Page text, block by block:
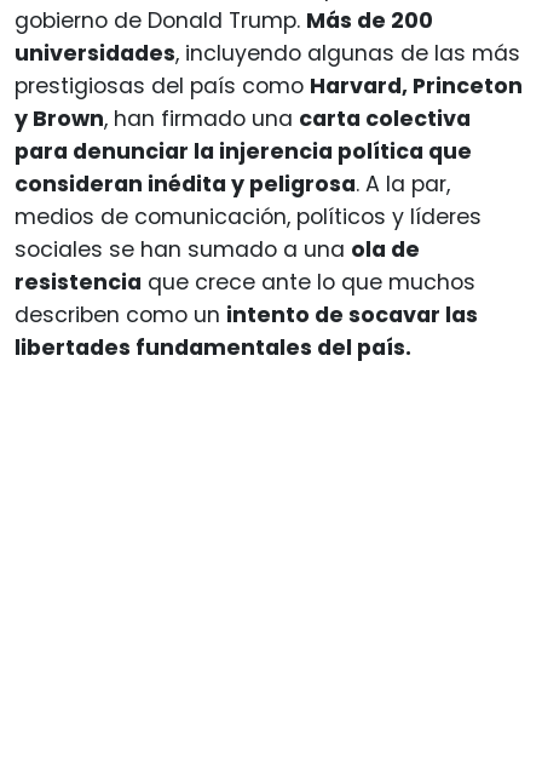
gobierno de Donald Trump. Más de 200
universidades, incluyendo algunas de las más
prestigiosas del país como Harvard, Princeton
y Brown, han firmado una carta colectiva
para denunciar la injerencia política que
consideran inédita y peligrosa. A la par,
medios de comunicación, políticos y líderes
sociales se han sumado a una ola de
resistencia que crece ante lo que muchos
describen como un intento de socavar las
libertades fundamentales del país.